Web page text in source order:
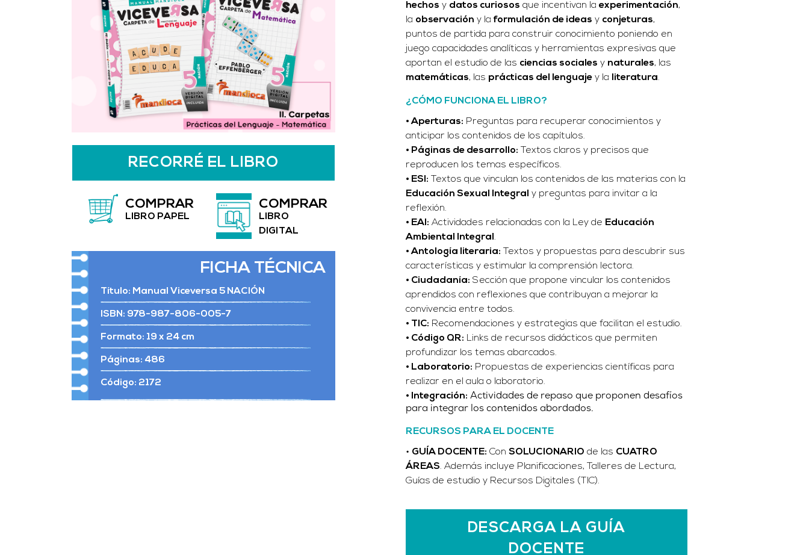
RECORRÉ EL LIBRO
COMPRAR
LIBRO PAPEL
COMPRAR
LIBRO
DIGITAL
FICHA TÉCNICA
Título: Manual Viceversa 5 NACIÓN
ISBN: 978-987-806-005-7
Formato: 19 x 24 cm
Páginas: 486
Código: 2172
hechos y datos curiosos que incentivan la experimentación,
la observación y la formulación de ideas y conjeturas,
puntos de partida para construir conocimiento poniendo en
juego capacidades analíticas y herramientas expresivas que
aportan el estudio de las ciencias sociales y naturales, las
matemáticas, las prácticas del lenguaje y la literatura.
¿CÓMO FUNCIONA EL LIBRO?
• Aperturas: Preguntas para recuperar conocimientos y
anticipar los contenidos de los capítulos.
• Páginas de desarrollo: Textos claros y precisos que
reproducen los temas específicos.
• ESI: Textos que vinculan los contenidos de las materias con la
Educación Sexual Integral y preguntas para invitar a la
reflexión.
• EAI: Actividades relacionadas con la Ley de Educación
Ambiental Integral.
• Antología literaria: Textos y propuestas para descubrir sus
características y estimular la comprensión lectora.
• Ciudadanía: Sección que propone vincular los contenidos
aprendidos con reflexiones que contribuyan a mejorar la
convivencia entre todos.
• TIC: Recomendaciones y estrategias que facilitan el estudio.
• Código QR: Links de recursos didácticos que permiten
profundizar los temas abarcados.
• Laboratorio: Propuestas de experiencias científicas para
realizar en el aula o laboratorio.
• Integración: Actividades de repaso que proponen desafíos
para integrar los contenidos abordados.
RECURSOS PARA EL DOCENTE
• GUÍA DOCENTE: Con SOLUCIONARIO de las CUATRO
ÁREAS. Además incluye Planificaciones, Talleres de Lectura,
Guías de estudio y Recursos Digitales (TIC).
DESCARGA LA GUÍA
DOCENTE